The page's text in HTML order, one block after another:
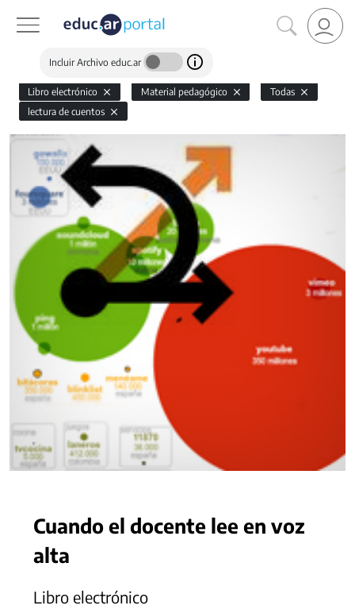
Incluir Archivo educ.ar
Libro electrónico Material pedagógico
Todas
lectura de cuentos
Cuando el docente lee en voz
alta
Libro electrónico